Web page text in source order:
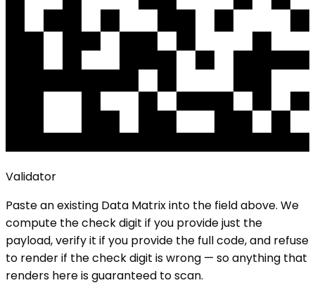
Validator
Paste an existing Data Matrixinto the field above. We
compute the check digit if you provide just the
payload, verify it if you provide the full code, and refuse
to render if the check digit is wrong — so anything that
renders here is guaranteed to scan.